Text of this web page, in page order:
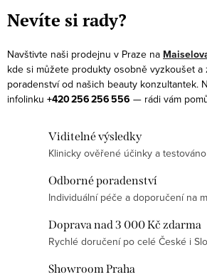
v
l
á
d
a
c
Nevíte si rady?
Navštivte naši prodejnu v Praze na
kde si můžete produkty osobně vyzkoušet a
poradenství od našich beauty konzultantek.
infolinku +420 256 256 556 — rádi vám
Viditelné výsledky
Klinicky ověřené účinky a
Odborné poradenství
Individuální péče a doporučení na
Doprava nad 3 000 Kč zdarma
Rychlé doručení po celé České i
Showroom Praha